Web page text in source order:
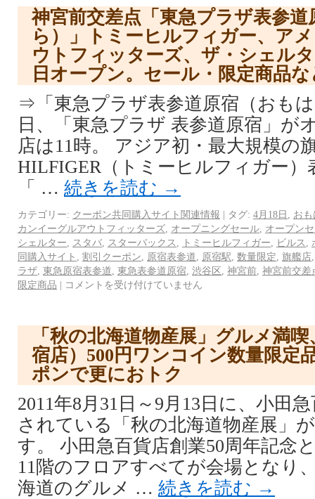
神宮前交差点「東急プラザ表参
ら）」トミーヒルフィガー、ア
ウトフィッターズ、ザ・シェル
日オープン。セール・限定商品
⇒「東急プラザ表参道原宿（おもは
日、「東急プラザ 表参道原宿」が
店は11時。 アジア初・最大規模の
HILFIGER（トミーヒルフィガー）
「 … 続きを読む →
カテゴリー: クーポン共同購入サイト関連情報 | タグ: 4月18日
お
カンイーグルアウトフィッターズ オープニングセール オープン
シェルター
スタバ スターバックス トミーヒルフィガー ビルス
同購入サイト
割引クーポン 原宿表参道 原宿駅 数量限定 旗艦店
ラザ 東急原宿表参道 東急表参道原宿 渋谷区 神宮前 神宮前交差
限定商品 | コメントを受け付けていません
「秋の北海道物産展」グルメ満
宿店）500円ワンコイン数量限定
ポンで更におトク
2011年8月31日～9月13日に、小田
されている「秋の北海道物産展」
す。 小田急百貨店創業50周年記念
11階のフロアすべてが会場となり
海道のグルメ … 続きを読む →